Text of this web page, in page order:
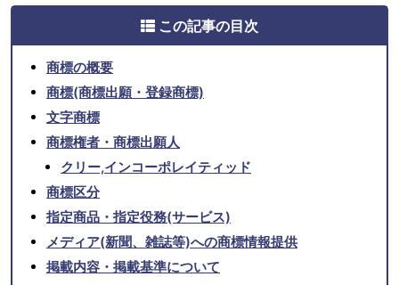
この記事の目次
商標の概要
商標(商標出願・登録商標)
文字商標
商標権者・商標出願人
クリー,インコーポレイティッド
商標区分
指定商品・指定役務(サービス)
メディア(新聞、雑誌等)への商標情報提供
掲載内容・掲載基準について